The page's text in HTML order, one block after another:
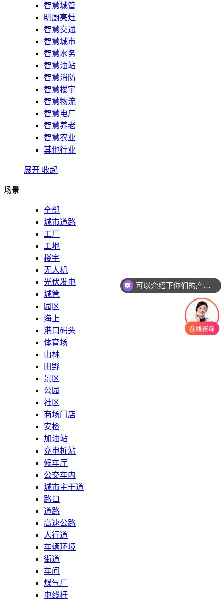
智慧城管
明厨亮灶
智慧交通
智慧城市
智慧水务
智慧油站
智慧消防
智慧楼宇
智慧物流
智慧电厂
智慧养老
智慧农业
其他行业
展开 收起
场景
全部
城市道路
工厂
工地
楼宇
无人机
光伏发电
城管
园区
海上
港口码头
体育场
山林
田野
景区
公园
社区
商场门店
安检
加油站
充电桩站
候车厅
公交车内
城市主干道
路口
道路
高速公路
人行道
车辆环境
街道
车间
煤气厂
电线杆
你们是怎么收费的呢